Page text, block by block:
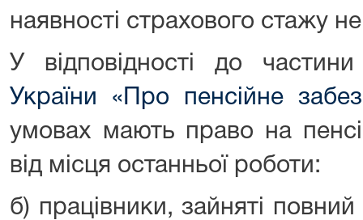
наявності страхового стажу
У відповідності до
України «Про пенсійне
умовах мають право на
від місця останньої роботи:
б) працівники, зайняті